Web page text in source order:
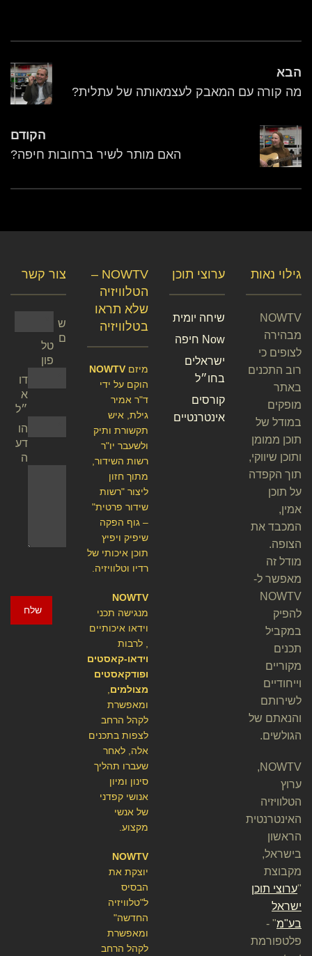
הבא
מה קורה עם המאבק לעצמאותה של עתלית?
הקודם
האם מותר לשיר ברחובות חיפה?
צור קשר
ש
ם
טל
פון
דו
א
״ל
הו
דע
ה
שלח
NOWTV –
הטלוויזיה
שלא תראו
בטלוויזיה
מיזם NOWTV
הוקם על ידי
ד"ר אמיר
גילת, איש
תקשורת ותיק
ולשעבר יו"ר
רשות השידור,
מתוך חזון
ליצור "רשות
שידור פרטית"
– גוף הפקה
שיפיק ויפיץ
תוכן איכותי של
רדיו וטלוויזיה.
NOWTV
מנגישה תכני
וידאו איכותיים
, לרבות
וידאו-קאסטים
ופודקאסטים
מצולמים
ומאפשרת
לקהל הרחב
לצפות בתכנים
אלה, לאחר
שעברו תהליך
סינון ומיון
אנושי קפדני
של אנשי
מקצוע.
NOWTV
יוצקת את
הבסיס
ל"טלוויזיה
החדשה"
ומאפשרת
לקהל הרחב
ערוצי תוכן
שיחה יומית
Now חיפה
ישראלים
בחו״ל
קורסים
אינטרנטיים
גילוי נאות
NOWTV
מבהירה
לצופים כי
רוב התכנים
באתר
מופקים
במודל של
תוכן ממומן
ותוכן שיווקי,
תוך הקפדה
על תוכן
אמין,
המכבד את
הצופה.
מודל זה
מאפשר ל-
NOWTV
להפיק
במקביל
תכנים
מקוריים
וייחודיים
לשירותם
והנאתם של
הגולשים.
NOWTV,
ערוץ
הטלוויזיה
האינטרנטית
הראשון
בישראל,
מקבוצת
"ערוצי תוכן
ישראל
בע"מ" -
פלטפורמת